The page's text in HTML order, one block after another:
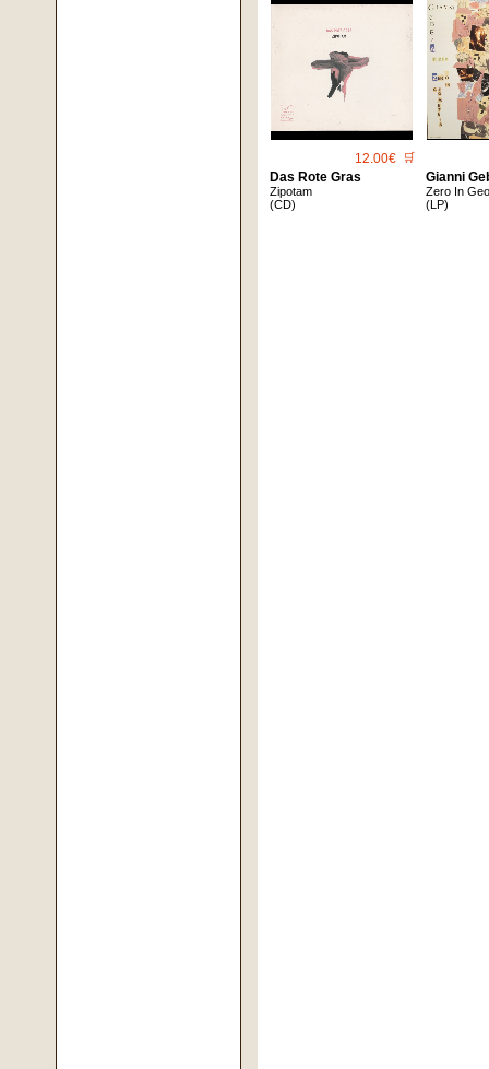
12.00€ 🛒
Das Rote Gras
Zipotam
(CD)
Gianni
Zero In
(LP)